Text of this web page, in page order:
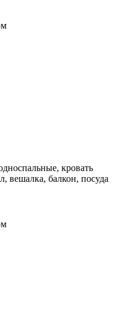
кровать
вешалка, балкон, посуда